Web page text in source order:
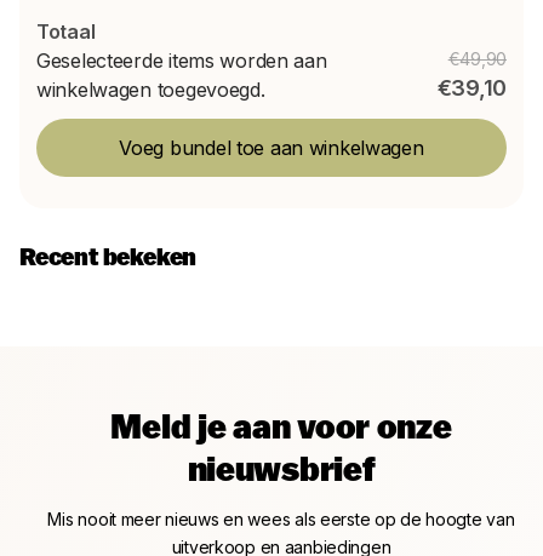
Totaal
Geselecteerde items worden aan
winkelwagen toegevoegd.
€49,90
€39,10
Voeg bundel toe aan winkelwagen
Recent bekeken
Meld je aan voor onze
nieuwsbrief
Mis nooit meer nieuws en wees als eerste op de hoogte van
uitverkoop en aanbiedingen